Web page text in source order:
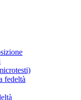
fedeltà